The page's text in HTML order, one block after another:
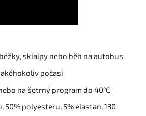
skialpy nebo běh na autobus
počasí
na šetrný program do 40°C
50% polyesteru, 5% elastan, 130